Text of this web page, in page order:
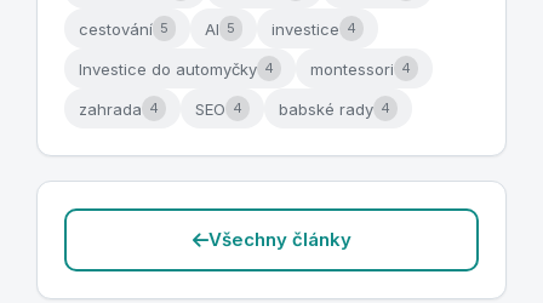
cestování 5 AI 5 investice 4
Investice do automyčky 4 montessori 4
zahrada 4 SEO 4 babské rady 4
Všechny články